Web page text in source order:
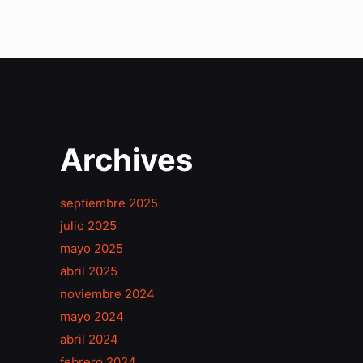
Archives
septiembre 2025
julio 2025
mayo 2025
abril 2025
noviembre 2024
mayo 2024
abril 2024